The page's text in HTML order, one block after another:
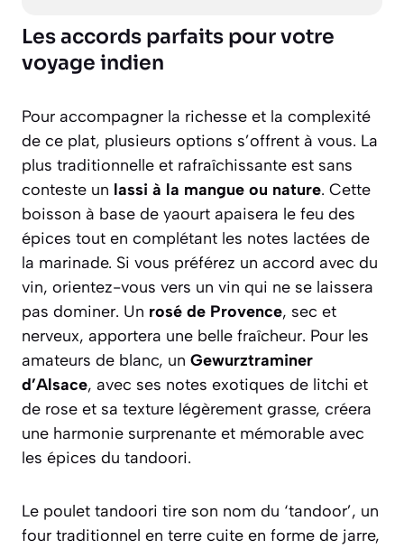
Les accords parfaits pour votre
voyage indien
Pour accompagner la richesse et la complexité
de ce plat, plusieurs options s’offrent à vous. La
plus traditionnelle et rafraîchissante est sans
conteste un lassi à la mangue ou nature. Cette
boisson à base de yaourt apaisera le feu des
épices tout en complétant les notes lactées de
la marinade. Si vous préférez un accord avec du
vin, orientez-vous vers un vin qui ne se laissera
pas dominer. Un rosé de Provence, sec et
nerveux, apportera une belle fraîcheur. Pour les
amateurs de blanc, un Gewurztraminer
d’Alsace, avec ses notes exotiques de litchi et
de rose et sa texture légèrement grasse, créera
une harmonie surprenante et mémorable avec
les épices du tandoori.
Le poulet tandoori tire son nom du ‘tandoor’, un
four traditionnel en terre cuite en forme de jarre,